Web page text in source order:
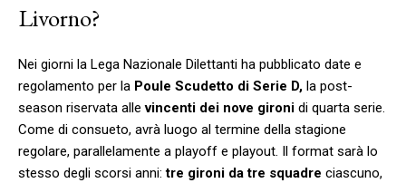
Livorno?
Nei giorni la Lega Nazionale Dilettanti ha pubblicato date e
regolamento per la Poule Scudetto di Serie D, la post-
season riservata alle vincenti dei nove gironi di quarta serie.
Come di consueto, avrà luogo al termine della stagione
regolare, parallelamente a playoff e playout. Il format sarà lo
stesso degli scorsi anni: tre gironi da tre squadre ciascuno,